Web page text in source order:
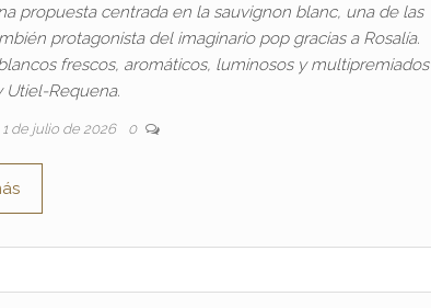
propuesta centrada en la sauvignon blanc, una de las
protagonista del imaginario pop gracias a Rosalía.
frescos, aromáticos, luminosos y multipremiados
Utiel-Requena.
1 de julio de 2026 0